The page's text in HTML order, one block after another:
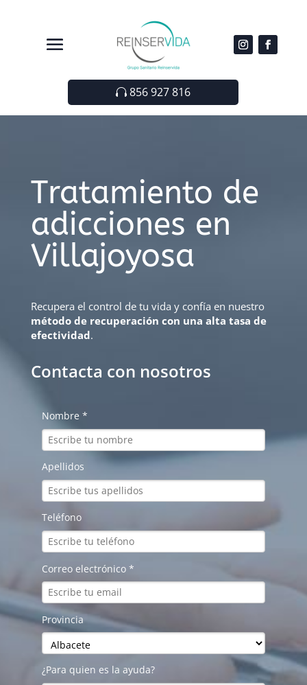
856 927 816
Tratamiento de
adicciones en
Villajoyosa
Recupera el control de tu vida y confía en nuestro
método de recuperación con una alta tasa de
efectividad.
Contacta con nosotros